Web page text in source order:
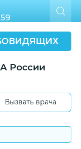
России
Вызвать врача